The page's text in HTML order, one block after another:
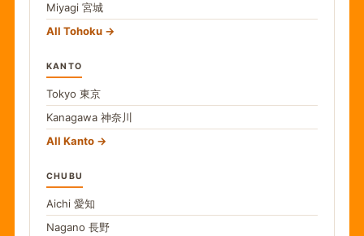
Miyagi 宮城
All Tohoku
KANTO
Tokyo 東京
Kanagawa 神奈川
All Kanto
CHUBU
Aichi 愛知
Nagano 長野